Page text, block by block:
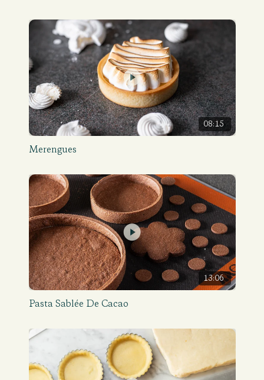
08:15
Merengues
13:06
Pasta Sablée De Cacao